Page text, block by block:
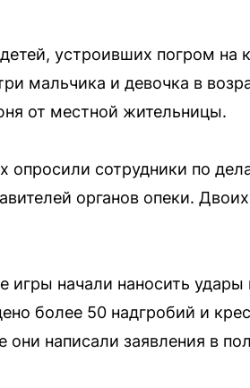
устроивших погром на
мальчика и девочка в
от местной жительницы.
опросили сотрудники по
органов опеки.
начали наносить удары
более 50 надгробий и
они написали заявления в